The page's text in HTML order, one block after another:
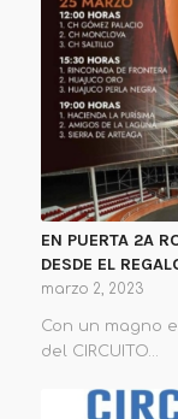
EN PUERTA 2A
DESDE EL
marzo 2, 2023
Con un magno
del CIRCUITO…